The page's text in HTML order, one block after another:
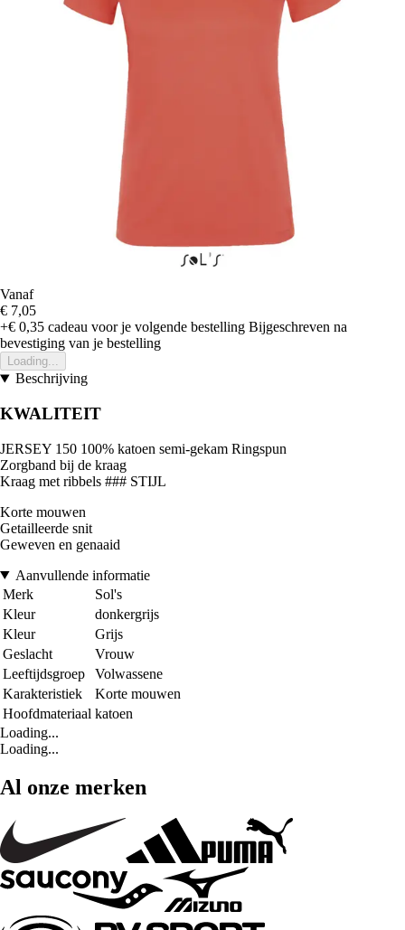
Vanaf
€ 7,05
+€ 0,35 cadeau voor je volgende bestelling Bijgeschreven na
bevestiging van je bestelling
Loading...
Beschrijving
KWALITEIT
JERSEY 150 100% katoen semi-gekam Ringspun
Zorgband bij de kraag
Kraag met ribbels ### STIJL
Korte mouwen
Getailleerde snit
Geweven en genaaid
Aanvullende informatie
Merk
Sol's
Kleur
donkergrijs
Kleur
Grijs
Geslacht
Vrouw
Leeftijdsgroep
Volwassene
Karakteristiek
Korte mouwen
Hoofdmateriaal katoen
Loading...
Loading...
Al onze merken